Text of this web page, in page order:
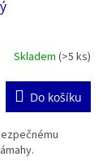
Skladem (>5 ks)
Do košíku